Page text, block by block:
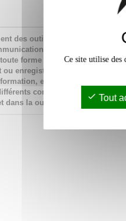
des outils linguistiques
et une
forme de discours (oral,
enregistré, écrit, rapport,
essai, production
contextes et ce dans la
dans la ou les langues visées
Ce site utilise des
Tout